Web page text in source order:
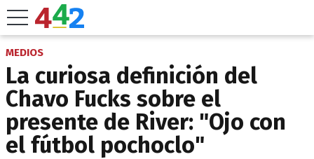
MEDIOS
La curiosa definición del
Chavo Fucks sobre el
presente de River: "Ojo con
el fútbol pochoclo"